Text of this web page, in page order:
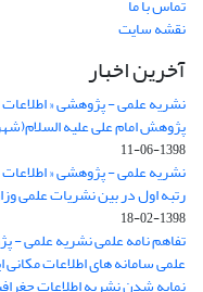
تماس با ما
نقشه سایت
آخرین اخبار
نشریه علمی - پژوهشی «
پژوهش امام علی علیه السلام(شهریور 1398) موفق به کسب رتبه
1398-06-11
رتبه اول در بین نشریات علمی
1398-02-18
تفاهم نامه علمی نشریه علمی -
علمی سامانه های اطلاعات مکانی